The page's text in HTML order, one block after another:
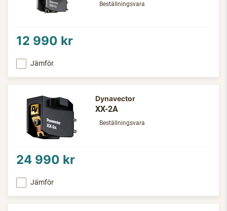
Beställningsvara
12 990 kr
Jämför
Dynavector
XX-2A
Beställningsvara
24 990 kr
Jämför